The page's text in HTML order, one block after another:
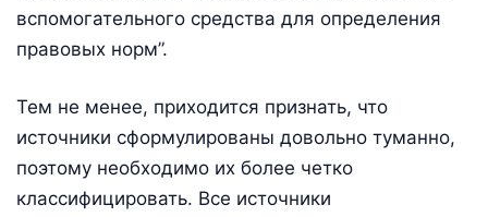
вспомогательного средства для определения
правовых норм”.
Тем не менее, приходится признать, что
источники сформулированы довольно туманно,
поэтому необходимо их более четко
классифицировать. Все источники